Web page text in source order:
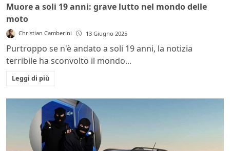
Muore a soli 19 anni: grave lutto nel mondo delle
moto
Christian Camberini 13 Giugno 2025
Purtroppo se n'è andato a soli 19 anni, la notizia
terribile ha sconvolto il mondo...
Leggi di più